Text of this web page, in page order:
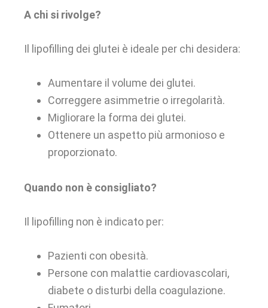
A chi si rivolge?
Il lipofilling dei glutei è ideale per chi desidera:
Aumentare il volume dei glutei.
Correggere asimmetrie o irregolarità.
Migliorare la forma dei glutei.
Ottenere un aspetto più armonioso e
proporzionato.
Quando non è consigliato?
Il lipofilling non è indicato per:
Pazienti con obesità.
Persone con malattie cardiovascolari,
diabete o disturbi della coagulazione.